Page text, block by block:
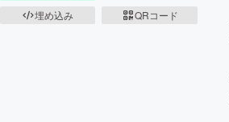
埋め込み
QRコード